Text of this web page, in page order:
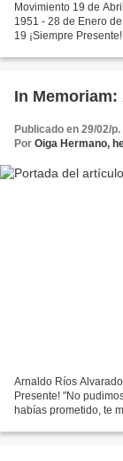
Movimiento 19 de
1951 - 28 de Enero
19 ¡Siempre
In
Publicado en 29/02/
Por Oiga Hermano,
Arnaldo Ríos
Presente! "No
habías prometido, te